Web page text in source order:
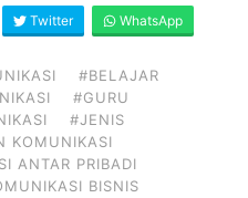
Twitter WhatsApp
#BELAJAR
#GURU
#JENIS
KOMUNIKASI
ANTAR PRIBADI
BISNIS